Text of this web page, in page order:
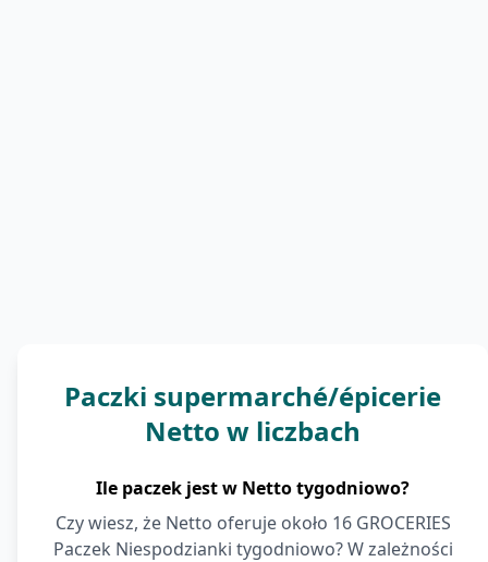
Paczki supermarché/épicerie
Netto w liczbach
Ile paczek jest w Netto tygodniowo?
Czy wiesz, że Netto oferuje około 16 GROCERIES
Paczek Niespodzianki tygodniowo? W zależności